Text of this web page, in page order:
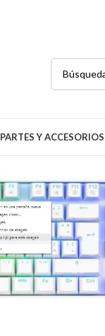
PARTES Y